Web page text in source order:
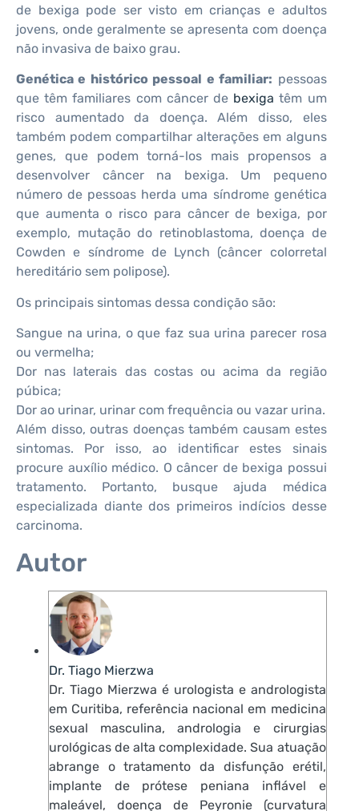
de bexiga pode ser visto em crianças e adultos
jovens, onde geralmente se apresenta com doença
não invasiva de baixo grau.
Genética e histórico pessoal e familiar: pessoas
que têm familiares com câncer de bexiga têm um
risco aumentado da doença. Além disso, eles
também podem compartilhar alterações em alguns
genes, que podem torná-los mais propensos a
desenvolver câncer na bexiga. Um pequeno
número de pessoas herda uma síndrome genética
que aumenta o risco para câncer de bexiga, por
exemplo, mutação do retinoblastoma, doença de
Cowden e síndrome de Lynch (câncer colorretal
hereditário sem polipose).
Os principais sintomas dessa condição são:
Sangue na urina, o que faz sua urina parecer rosa
ou vermelha;
Dor nas laterais das costas ou acima da região
púbica;
Dor ao urinar, urinar com frequência ou vazar urina.
Além disso, outras doenças também causam estes
sintomas. Por isso, ao identificar estes sinais
procure auxílio médico. O câncer de bexiga possui
tratamento. Portanto, busque ajuda médica
especializada diante dos primeiros indícios desse
carcinoma.
Autor
Dr. Tiago Mierzwa
Dr. Tiago Mierzwa é urologista e andrologista
em Curitiba, referência nacional em medicina
sexual masculina, andrologia e cirurgias
urológicas de alta complexidade. Sua atuação
abrange o tratamento da disfunção erétil,
implante de prótese peniana inflável e
maleável, doença de Peyronie (curvatura